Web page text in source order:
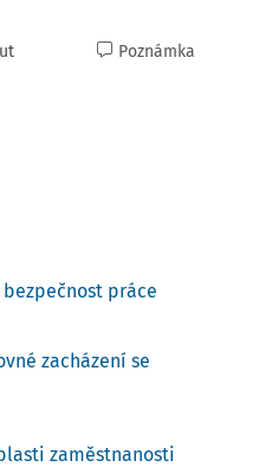
Poznámka
práce
zacházení se
zaměstnanosti